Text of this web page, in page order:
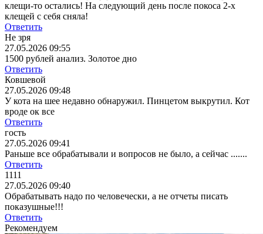
клещи-то остались! На следующий день после покоса 2-х
клещей с себя сняла!
Ответить
Не зря
27.05.2026 09:55
1500 рублей анализ. Золотое дно
Ответить
Ковшевой
27.05.2026 09:48
У кота на шее недавно обнаружил. Пинцетом выкрутил. Кот
вроде ок все
Ответить
гость
27.05.2026 09:41
Раньше все обрабатывали и вопросов не было, а сейчас .......
Ответить
1111
27.05.2026 09:40
Обрабатывать надо по человечески, а не отчеты писать
показушные!!!
Ответить
Рекомендуем